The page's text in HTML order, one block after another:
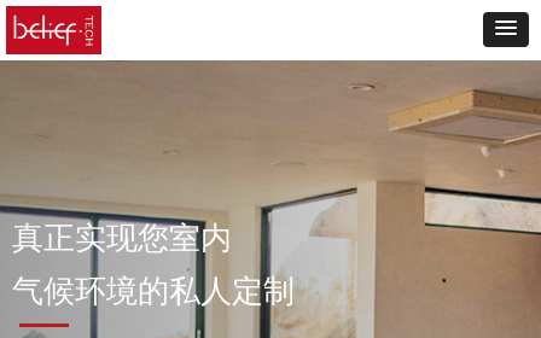
真正实现您室内
气候环境的私人定制